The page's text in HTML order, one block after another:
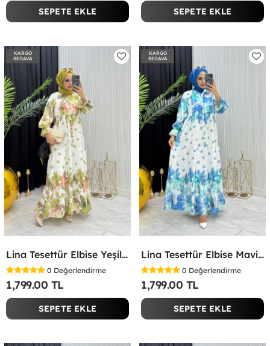
SEPETE EKLE SEPETE EKLE
KARGO
BEDAVA
Lina Tesettür Elbise Yeşil Yeşil
0 Değerlendirme
1,799.00 TL
SEPETE EKLE
KARGO
BEDAVA
Lina Tesettür Elbise Mavi Mavi
0 Değerlendirme
1,799.00 TL
SEPETE EKLE